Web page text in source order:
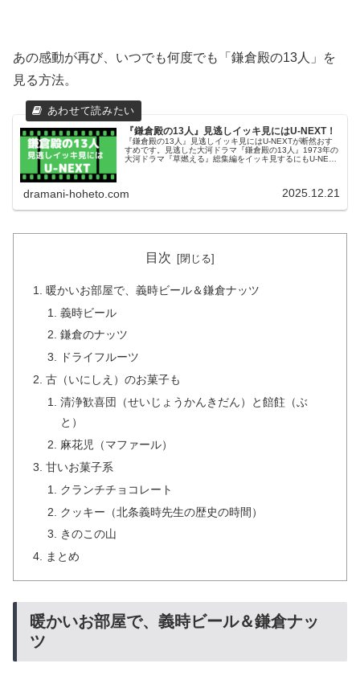
あの感動が再び、いつでも何度でも「鎌倉殿の13人」を
見る方法。
『鎌倉殿の13人』見逃しイッキ見にはU-NEXT！
『鎌倉殿の13人』見逃しイッキ見にはU-NEXTが断然おす
すめです。見逃した大河ドラマ『鎌倉殿の13人』1973年の
大河ドラマ『草燃える』総集編をイッキ見するにもU-NEXT
dramani-hoheto.com 2025.12.21
目次
暖かいお部屋で、義時ビール＆鎌倉ナッツ
義時ビール
鎌倉のナッツ
ドライフルーツ
古（いにしえ）のお菓子も
清浄歓喜団（せいじょうかんきだん）と餢飳（ぶ
と）
麻花児（マファール）
甘いお菓子系
クランチチョコレート
クッキー（北条義時先生の歴史の時間）
きのこの山
まとめ
暖かいお部屋で、義時ビール＆鎌倉ナッ
ツ